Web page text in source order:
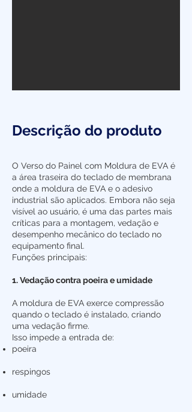
Descrição do produto
O Verso do Painel com Moldura de EVA é
a área traseira do teclado de membrana
onde a moldura de EVA e o adesivo
industrial são aplicados. Embora não seja
visível ao usuário, é uma das partes mais
críticas para a montagem, vedação e
desempenho mecânico do teclado no
equipamento final.
Funções principais:
1. Vedação contra poeira e umidade
A moldura de EVA exerce compressão
quando o teclado é instalado, criando
uma vedação firme.
Isso impede a entrada de:
poeira
respingos
umidade